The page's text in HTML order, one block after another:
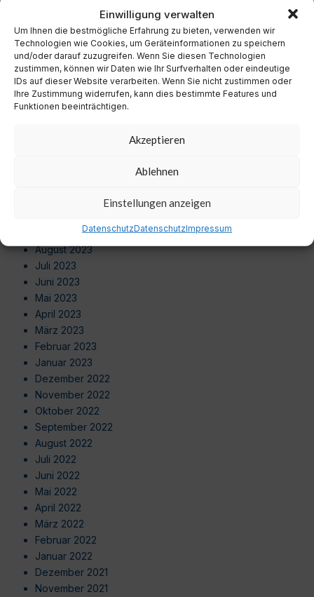
Einwilligung verwalten
Um Ihnen die bestmögliche Erfahrung zu bieten, verwenden wir
Technologien wie Cookies, um Geräteinformationen zu speichern
und/oder darauf zuzugreifen. Wenn Sie diesen Technologien
zustimmen, können wir Daten wie Ihr Surfverhalten oder eindeutige
IDs auf dieser Website verarbeiten. Wenn Sie nicht zustimmen oder
Ihre Zustimmung widerrufen, kann dies bestimmte Features und
Funktionen beeinträchtigen.
Akzeptieren
Ablehnen
Einstellungen anzeigen
DatenschutzDatenschutzImpressum
September 2024
August 2024
Juli 2024
Juni 2024
Mai 2024
November 2023
September 2023
August 2023
Juli 2023
Juni 2023
Mai 2023
April 2023
März 2023
Februar 2023
Januar 2023
Dezember 2022
November 2022
Oktober 2022
September 2022
August 2022
Juli 2022
Juni 2022
Mai 2022
April 2022
März 2022
Februar 2022
Januar 2022
Dezember 2021
November 2021